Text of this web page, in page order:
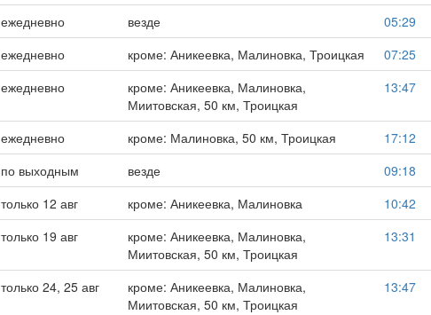
ежедневно везде 05:29
ежедневно
кроме: Аникеевка, Малиновка, Троицкая
07:25
ежедневно
кроме: Аникеевка, Малиновка,
Миитовская, 50 км, Троицкая
13:47
ежедневно кроме: Малиновка, 50 км, Троицкая
17:12
по выходным
везде 09:18
только 12 авг
кроме: Аникеевка, Малиновка
10:42
только 19 авг
кроме: Аникеевка, Малиновка,
Миитовская, 50 км, Троицкая
13:31
только 24, 25 авг
кроме: Аникеевка, Малиновка,
Миитовская, 50 км, Троицкая
13:47